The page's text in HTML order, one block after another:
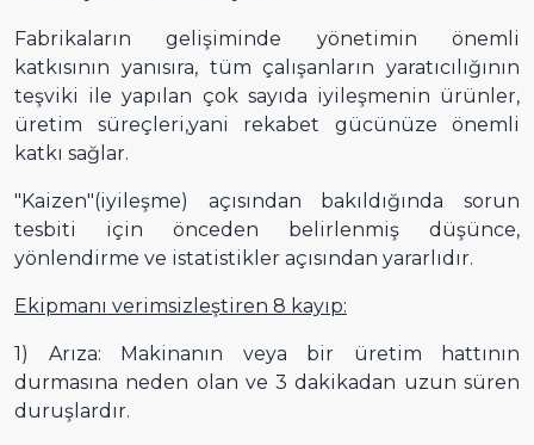
Fabrikaların gelişiminde yönetimin önemli
katkısının yanısıra, tüm çalışanların yaratıcılığının
teşviki ile yapılan çok sayıda iyileşmenin ürünler,
üretim süreçleri,yani rekabet gücünüze önemli
katkı sağlar.
"Kaizen"(iyileşme) açısından bakıldığında sorun
tesbiti için önceden belirlenmiş düşünce,
yönlendirme ve istatistikler açısından yararlıdır.
Ekipmanı verimsizleştiren 8 kayıp:
1) Arıza: Makinanın veya bir üretim hattının
durmasına neden olan ve 3 dakikadan uzun süren
duruşlardır.